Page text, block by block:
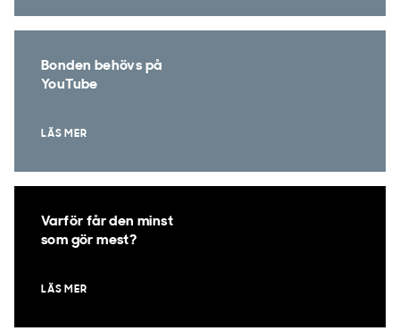
Bonden behövs på
YouTube
LÄS MER
Varför får den minst
som gör mest?
LÄS MER